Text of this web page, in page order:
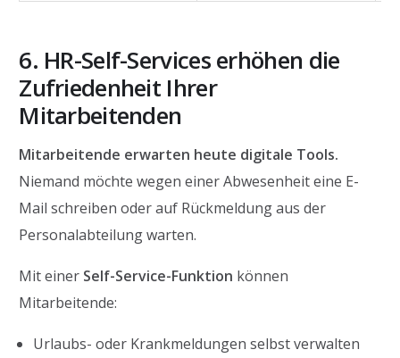
6. HR-Self-Services erhöhen die
Zufriedenheit Ihrer
Mitarbeitenden
Mitarbeitende erwarten heute digitale Tools.
Niemand möchte wegen einer Abwesenheit eine E-
Mail schreiben oder auf Rückmeldung aus der
Personalabteilung warten.
Mit einer Self-Service-Funktion können
Mitarbeitende:
Urlaubs- oder Krankmeldungen selbst verwalten